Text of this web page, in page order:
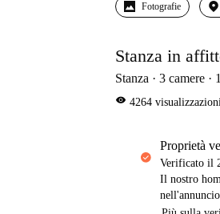
Fotografie
Stanza in
Stanza 3 camere 1
visibility 4264
proprietà
Verificato il
Il nostro